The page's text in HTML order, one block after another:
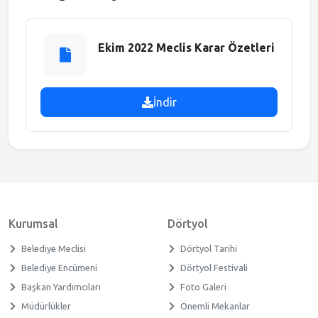
Meclis Gündemi
Muhtarlıklar
Ekim 2022 Meclis Karar Özetleri
İndir
Kurumsal
Belediye Meclisi
Belediye Encümeni
Başkan Yardımcıları
Müdürlükler
Dörtyol
Dörtyol Tarihi
Dörtyol Festivali
Foto Galeri
Önemli Mekanlar